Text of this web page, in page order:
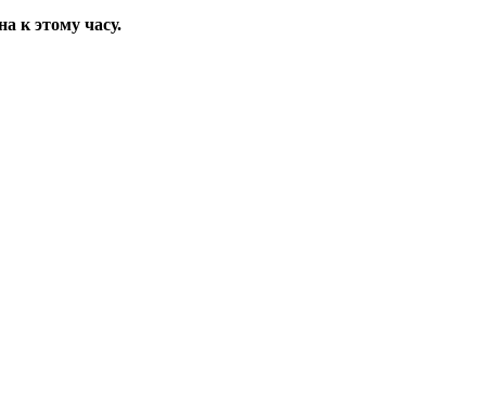
к этому часу.